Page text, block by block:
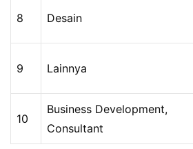
8 Desain
9 Lainnya
10
Business Development,
Consultant